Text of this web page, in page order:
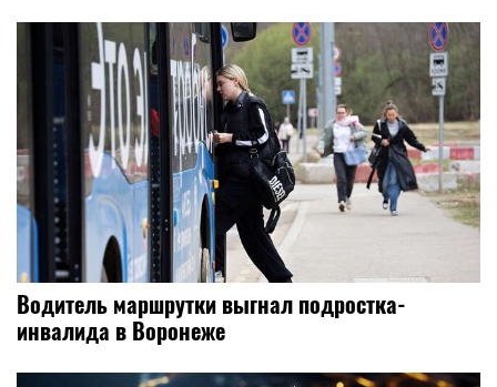
Водитель маршрутки выгнал подростка-
инвалида в Воронеже